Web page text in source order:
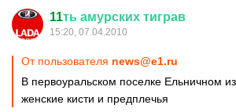
11ть амурских тиграв
15:20, 07.04.2010
От пользователя news@e1.ru
В первоуральском поселке Ельничном
женские кисти и предплечья